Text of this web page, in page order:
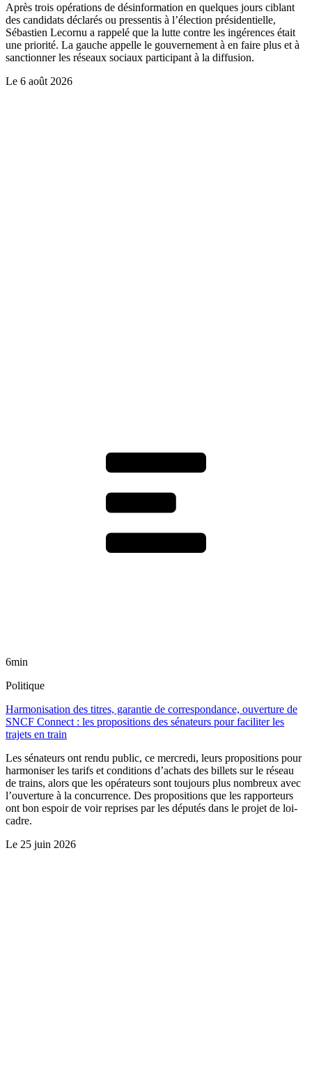
Après trois opérations de désinformation en quelques jours ciblant
des candidats déclarés ou pressentis à l’élection présidentielle,
Sébastien Lecornu a rappelé que la lutte contre les ingérences était
une priorité. La gauche appelle le gouvernement à en faire plus et à
sanctionner les réseaux sociaux participant à la diffusion.
Le 6 août 2026
6min
Politique
Harmonisation des titres, garantie de correspondance, ouverture de
SNCF Connect : les propositions des sénateurs pour faciliter les
trajets en train
Les sénateurs ont rendu public, ce mercredi, leurs propositions pour
harmoniser les tarifs et conditions d’achats des billets sur le réseau
de trains, alors que les opérateurs sont toujours plus nombreux avec
l’ouverture à la concurrence. Des propositions que les rapporteurs
ont bon espoir de voir reprises par les députés dans le projet de loi-
cadre.
Le 25 juin 2026